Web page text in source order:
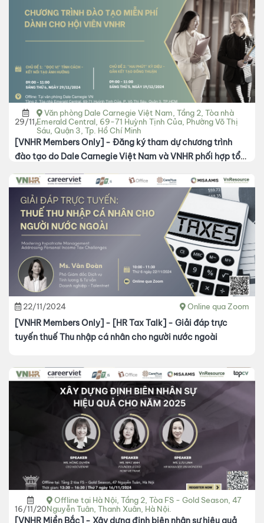
29/11/2024
Văn phòng Dale Carnegie Việt Nam, Tầng 2, Tòa nhà
Emerald Central, 69-71 Huỳnh Tịnh Của, Phường Võ Thị
Sáu, Quận 3, Tp. Hồ Chí Minh
[VNHR Members Only] - Đăng ký tham dự chương trình
đào tạo do Dale Carnegie Việt Nam và VNHR phối hợp tổ
22/11/2024 Online qua Zoom
[VNHR Members Only] - [HR Tax Talk] - Giải đáp trực
tuyến thuế Thu nhập cá nhân cho người nước ngoài
16/11/2024
Offline tại Hà Nội, Tầng 2, Tòa FS - Gold Season, 47
Nguyễn Tuân, Thanh Xuân, Hà Nội.
[VNHR Miền Bắc] - Xây dựng định biên nhân sự hiệu quả